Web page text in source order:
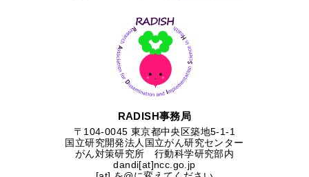
RADISH事務局
〒104-0045 東京都中央区築地5-1-1
国⽴研究開発法⼈国⽴がん研究センター
がん対策研究所 行動科学研究部内
dandi[at]ncc.go.jp